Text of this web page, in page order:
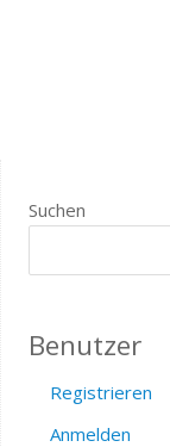
Suchen
Benutzer
Registrieren
Anmelden